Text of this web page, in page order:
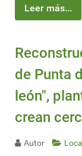
Leer más...
de Punta
león",
crean
Autor